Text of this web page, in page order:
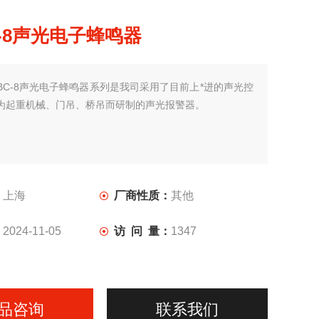
声光电子蜂鸣器
8声光电子蜂鸣器系列是我司采用了目前上*进的声光控
起重机械、门吊、桥吊而研制的声光报警器。
上海 厂商性质：其他
2024-11-05 访 问 量： 1347
咨询 联系我们